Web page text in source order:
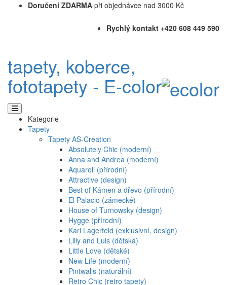
Doručení ZDARMA při objednávce nad 3000 Kč
Rychlý kontakt +420 608 449 590
tapety, koberce,
fototapety - E-color
Kategorie
Tapety
Tapety AS-Creation
Absolutely Chic (moderní)
Anna and Andrea (moderní)
Aquarell (přírodní)
Attractive (design)
Best of Kámen a dřevo (přírodní)
El Palacio (zámecké)
House of Turnowsky (design)
Hygge (přírodní)
Karl Lagerfeld (exklusivní, design)
Lilly and Luis (dětská)
Little Love (dětské)
New Life (moderní)
Pintwalls (naturální)
Retro Chic (retro tapety)